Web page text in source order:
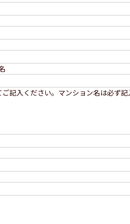
記入ください。マンション名は必ず記